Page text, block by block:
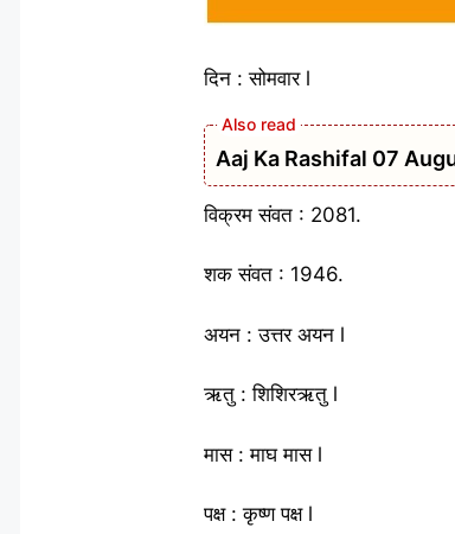
दिन : सोमवार l
Aaj Ka Rashifal 07
विक्रम संवत : 2081.
शक संवत : 1946.
अयन : उत्तर अयन l
ऋतु : शिशिरऋतु l
मास : माघ मास l
पक्ष : कृष्ण पक्ष l